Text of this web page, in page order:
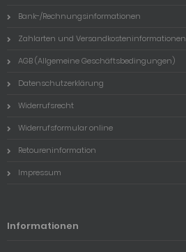
Bank-/Rechnungsinformationen
Zahlarten und Versandkosteninformationen
AGB (Allgemeine Geschäftsbedingungen)
Datenschutzerklärung
Widerrufsrecht
Widerrufsformular online
Retoureninformation
Impressum
Informationen